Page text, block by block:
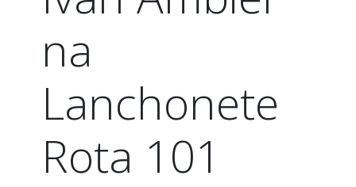
na
Lanchonete
Rota 101